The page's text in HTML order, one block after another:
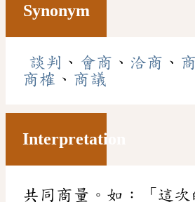
Synonym
談判 、 會商 、 洽商 、
商榷 、 商議
Interpretation
共同商量。如：「這次